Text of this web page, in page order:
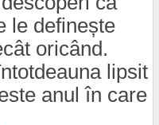
le definește
oricând.
lipsit
anul în care